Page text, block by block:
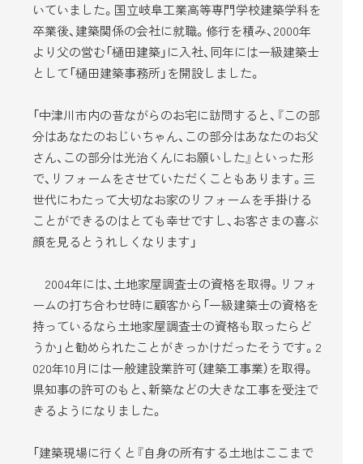
いていました。国立岐阜工業高等専門学校建築学科を
卒業後、建築関係の会社に就職。修行を積み、2000年
より父の営む「樋田建築」に入社、同年には一級建築士
として「樋田建築事務所」を開設しました。
「中津川市内の昔ながらのお宅に訪問すると、『この部
分はあなたのおじいちゃん、この部分はあなたのお父
さん、この部分は光治くんにお願いした』といった形
で、リフォームをさせていただくこともあります。三
世代にわたって大切なお家のリフォームを手掛ける
ことができるのはとても幸せですし、お客さまの喜ぶ
顔を見るとうれしくなります」
2004年には、土地家屋調査士の資格を取得。リフォ
ームの打ち合わせ時に顧客から「一級建築士の資格を
持っているなら土地家屋調査士の資格も取ったらど
うか」と勧められたことがきっかけだったそうです。2
020年10月には一般建設業許可（建築工事業）を取得。
県知事の許可のもと、新築などの大きな工事を受注で
きるようになりました。
「建築現場に行くと『自身の所有する土地はここまで